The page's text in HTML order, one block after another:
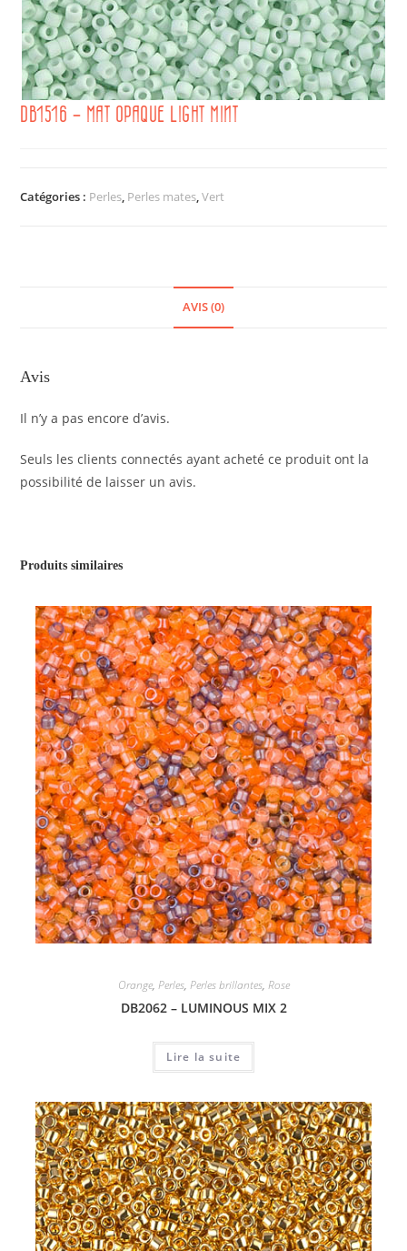
DB1516 – MAT OPAQUE LIGHT MINT
Catégories : Perles, Perles mates,Vert
AVIS (0)
Avis
Il n’y a pas encore d’avis.
Seuls les clients connectés ayant acheté ce produit ont la
possibilité de laisser un avis.
Produits similaires
Orange, Perles, Perles brillantes, Rose
DB2062 – LUMINOUS MIX 2
Lire la suite